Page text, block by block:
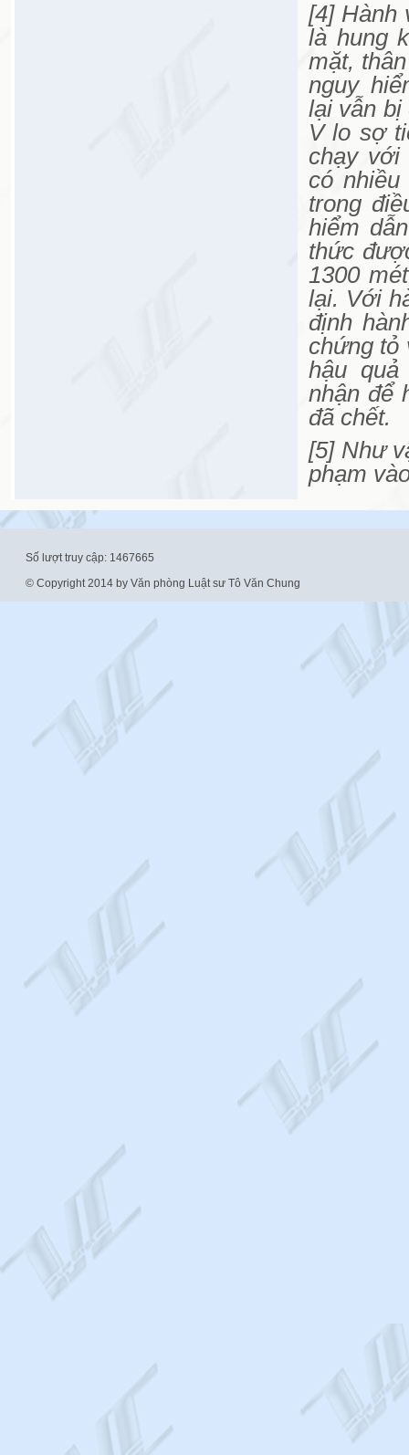
[4] Hành
là hung
mặt,
nguy
lại vẫn bị
V lo sợ
chạy với
có
trong
hiểm
thức
1300
lại. Với
định
chứng tỏ
hậu
nhận để
đã chết.
[5] Như
phạm
Số lượt truy cập: 1467665
© Copyright 2014 by Văn phòng Luật sư Tô Văn Chung